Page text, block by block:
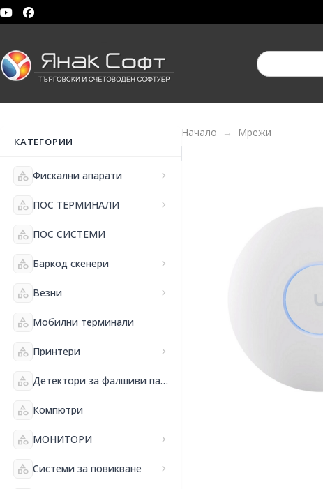
КАТЕГОРИИ
category Фискални апарати chevron_right
category ПОС ТЕРМИНАЛИ chevron_right
category ПОС СИСТЕМИ
category Баркод скенери chevron_right
category Везни chevron_right
category Мобилни терминали
category Принтери chevron_right
category Детектори за фалшиви пари и банкнотоброячни машини
category Компютри
category МОНИТОРИ chevron_right
category Системи за повикване chevron_right
Начало Мрежи